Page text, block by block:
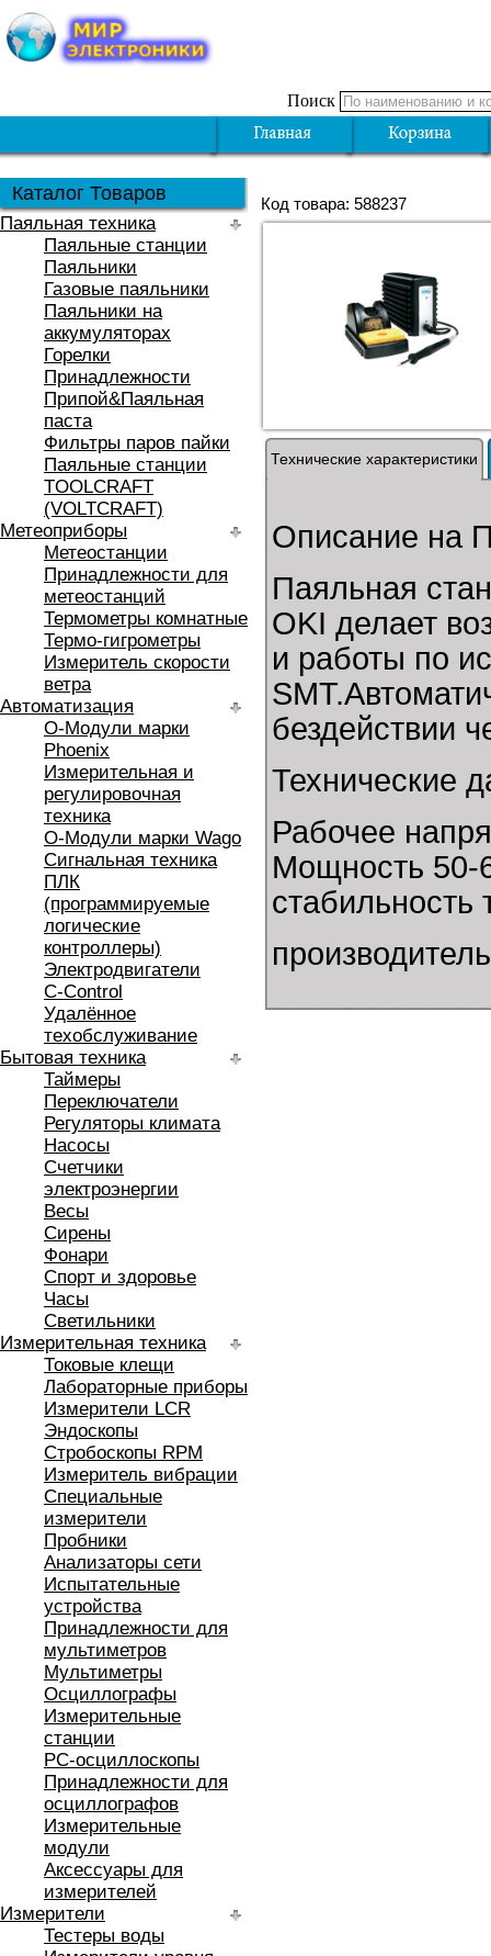
Поиск
Каталог Товаров
Паяльная техника
Паяльные станции
Паяльники
Газовые паяльники
Паяльники на
аккумуляторах
Горелки
Принадлежности
Припой&Паяльная
паста
Фильтры паров пайки
Паяльные станции
TOOLCRAFT
(VOLTCRAFT)
Метеоприборы
Метеостанции
Принадлежности для
метеостанций
Термометры комнатные
Термо-гигрометры
Измеритель скорости
ветра
Автоматизация
O-Модули марки
Phoenix
Измерительная и
регулировочная
техника
O-Модули марки Wago
Сигнальная техника
ПЛК
(программируемые
логические
контроллеры)
Электродвигатели
C-Control
Удалённое
техобслуживание
Бытовая техника
Таймеры
Переключатели
Регуляторы климата
Насосы
Счетчики
электроэнергии
Весы
Сирены
Фонари
Спорт и здоровье
Часы
Светильники
Измерительная техника
Токовые клещи
Лабораторные приборы
Измерители LCR
Эндоскопы
Стробоскопы RPM
Измеритель вибрации
Специальные
измерители
Пробники
Анализаторы сети
Испытательные
устройства
Принадлежности для
мультиметров
Мультиметры
Осциллографы
Измерительные
станции
РС-осциллоскопы
Принадлежности для
осциллографов
Измерительные
модули
Аксессуары для
измерителей
Измерители
Тестеры воды
Код товара: 588237
Технические характеристики
Описание на
Паяльная
OKI делает
и работы по
бездействии
Технические
Рабочее
Мощность 50-
стабильность